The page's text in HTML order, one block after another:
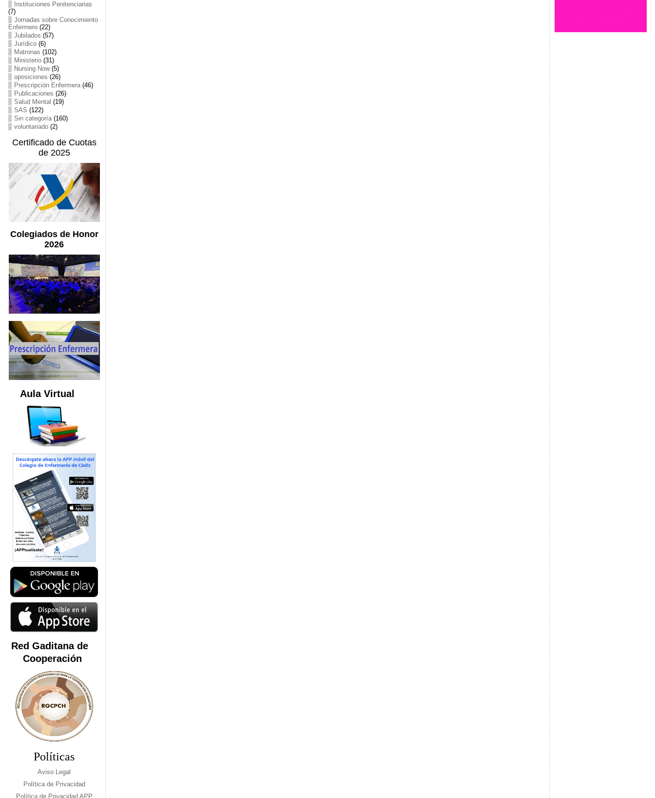
Instituciones Penitenciarias
(7)
Jornadas sobre Conocimiento
Enfermero(22)
Jubilados (57)
Jurídico(6)
Matronas (102)
Ministerio(31)
Nursing Now(5)
oposiciones (26)
Prescripción Enfermera(46)
Publicaciones (26)
Salud Mental (19)
SAS (122)
Sin categoría(160)
voluntariado(2)
Certificado de Cuotas
de 2025
Colegiados de Honor
2026
Aula Virtual
Red Gaditana de
Cooperación
Políticas
Aviso Legal
Política de Privacidad
Política de Privacidad APP